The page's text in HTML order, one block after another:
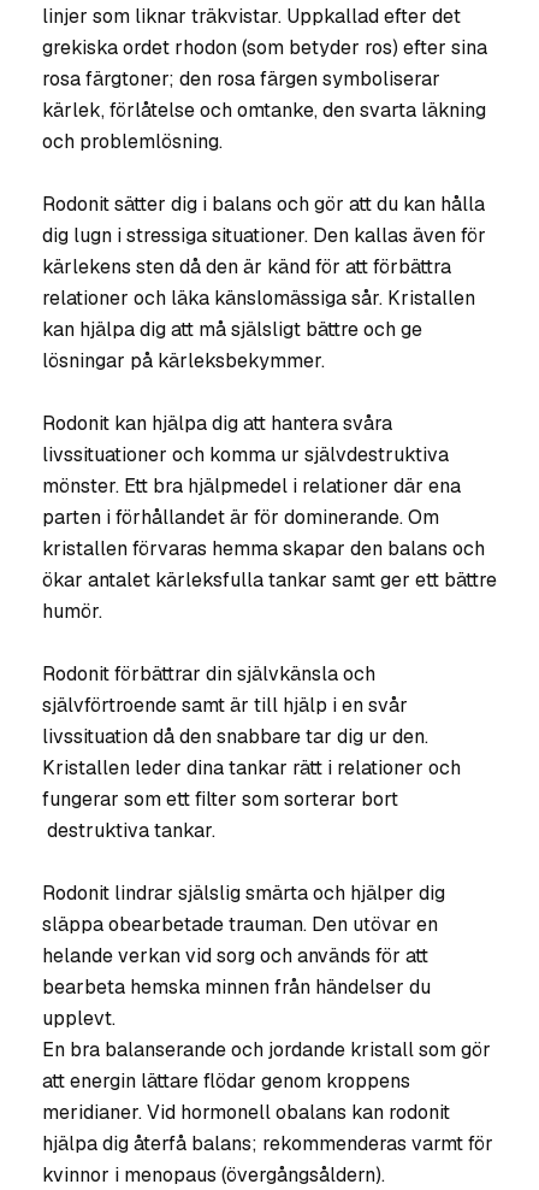
linjer som liknar träkvistar. Uppkallad efter det
grekiska ordet rhodon (som betyder ros) efter sina
rosa färgtoner; den rosa färgen symboliserar
kärlek, förlåtelse och omtanke, den svarta läkning
och problemlösning.
Rodonit sätter dig i balans och gör att du kan hålla
dig lugn i stressiga situationer. Den kallas även för
kärlekens sten då den är känd för att förbättra
relationer och läka känslomässiga sår. Kristallen
kan hjälpa dig att må själsligt bättre och ge
lösningar på kärleksbekymmer.
Rodonit kan hjälpa dig att hantera svåra
livssituationer och komma ur självdestruktiva
mönster. Ett bra hjälpmedel i relationer där ena
parten i förhållandet är för dominerande. Om
kristallen förvaras hemma skapar den balans och
ökar antalet kärleksfulla tankar samt ger ett bättre
humör.
Rodonit förbättrar din självkänsla och
självförtroende samt är till hjälp i en svår
livssituation då den snabbare tar dig ur den.
Kristallen leder dina tankar rätt i relationer och
fungerar som ett filter som sorterar bort
destruktiva tankar.
Rodonit lindrar själslig smärta och hjälper dig
släppa obearbetade trauman. Den utövar en
helande verkan vid sorg och används för att
bearbeta hemska minnen från händelser du
upplevt.
En bra balanserande och jordande kristall som gör
att energin lättare flödar genom kroppens
meridianer. Vid hormonell obalans kan rodonit
hjälpa dig återfå balans; rekommenderas varmt för
kvinnor i menopaus (övergångsåldern).